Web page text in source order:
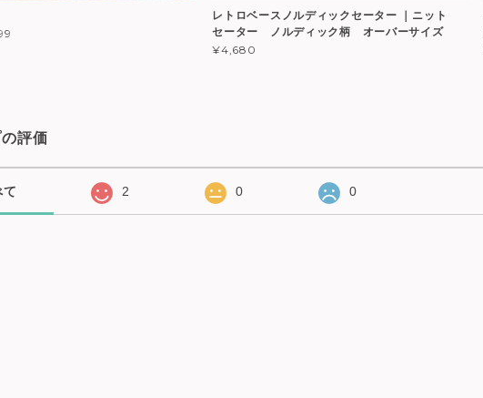
レトロベースノルディックセーター ｜ニット
セーター ノルディック柄 オーバーサイズ
¥4,680
評価
て 2 0 0